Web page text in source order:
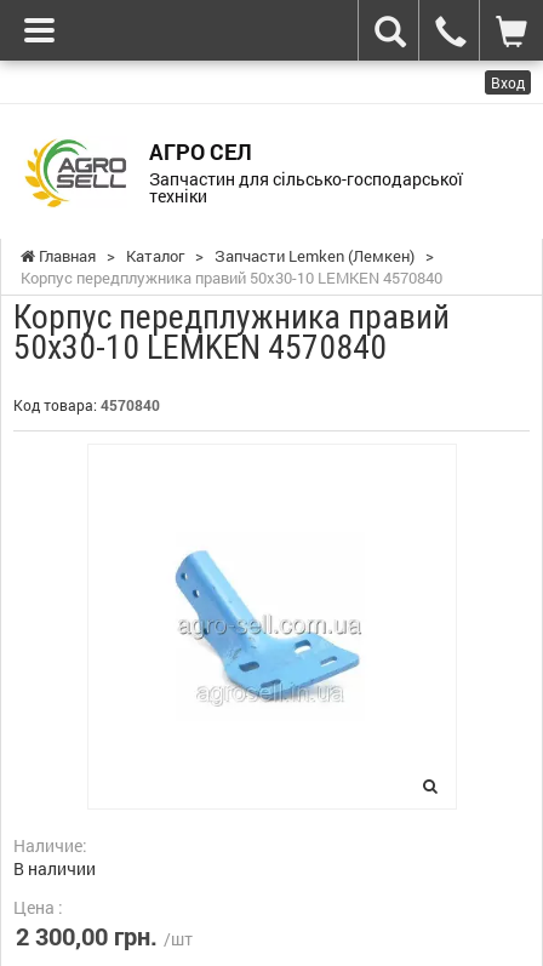
Вход
АГРО СЕЛ
Запчастин для сільсько-господарської
техніки
Главная > Каталог > Запчасти Lemken (Лемкен) >
Корпус передплужника правий 50x30-10 LEMKEN 4570840
Корпус передплужника правий
50x30-10 LEMKEN 4570840
Код товара: 4570840
Наличие:
В наличии
Цена :
2 300,00 грн. /шт